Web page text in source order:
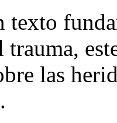
texto
trauma,
las